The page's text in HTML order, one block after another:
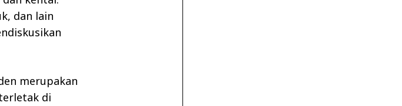
dan lain
merupakan
di